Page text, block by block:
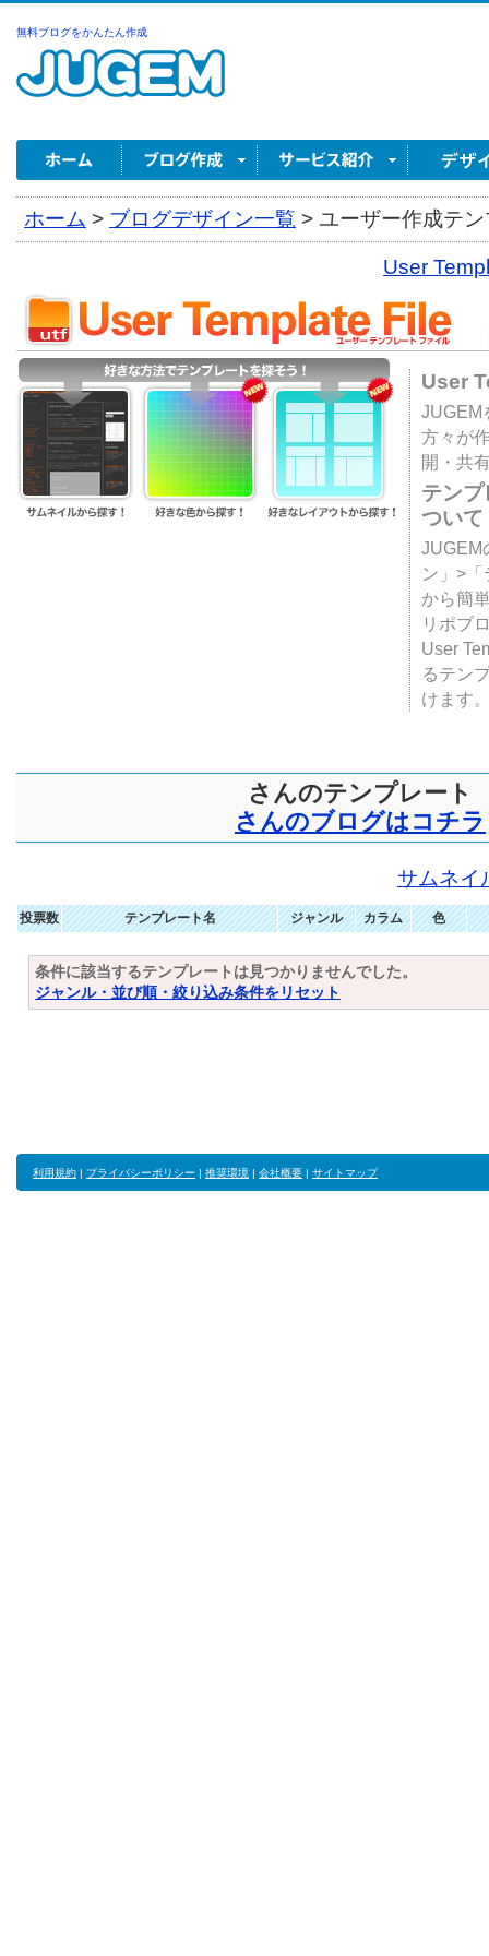
無料ブログをかんたん作成
ホーム > ブログデザイン一覧 > ユーザー作成テ
User
User
JUGEM
方々が
開・共
テン
ついて
JUGEM
ン」>
から簡
リポブ
User
るテン
けます
さんのテンプレート
さんのブログはコチラ
サムネイ
投票数 テンプレート名 ジャンル カラム 色
条件に該当するテンプレートは見つかりませんでした。
ジャンル・並び順・絞り込み条件をリセット
利用規約 | プライバシーポリシー | 推奨環境 | 会社概要 | サイトマップ